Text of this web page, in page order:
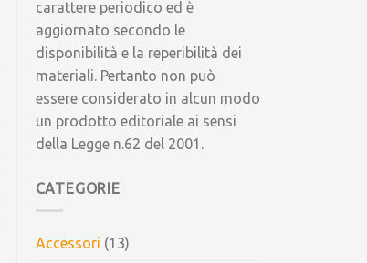
carattere periodico ed è
aggiornato secondo le
disponibilità e la reperibilità dei
materiali. Pertanto non può
essere considerato in alcun modo
un prodotto editoriale ai sensi
della Legge n.62 del 2001.
CATEGORIE
Accessori (13)